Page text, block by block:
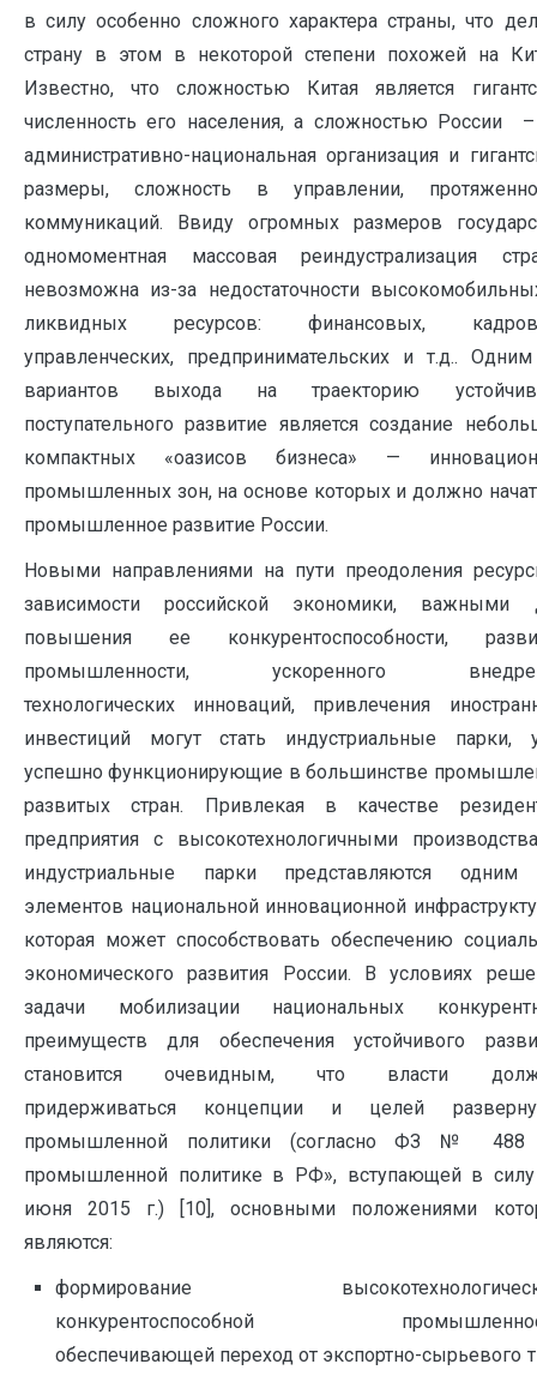
в силу особенно сложного характера страны, что
страну в этом в некоторой степени похожей на
Известно, что сложностью Китая является
численность его населения, а сложностью России
административно-национальная организация и
размеры, сложность в управлении,
коммуникаций. Ввиду огромных размеров
одномоментная массовая реиндустрализация
невозможна из-за недостаточности
ликвидных ресурсов: финансовых,
управленческих, предпринимательских и т.д..
вариантов выхода на траекторию
поступательного развитие является создание
компактных «оазисов бизнеса» —
промышленных зон, на основе которых и должно
промышленное развитие России.
Новыми направлениями на пути преодоления
зависимости российской экономики, важными
повышения ее конкурентоспособности,
промышленности, ускоренного
технологических инноваций, привлечения
инвестиций могут стать индустриальные парки,
успешно функционирующие в большинстве
развитых стран. Привлекая в качестве
предприятия с высокотехнологичными
индустриальные парки представляются
элементов национальной инновационной
которая может способствовать обеспечению
экономического развития России. В условиях
задачи мобилизации национальных
преимуществ для обеспечения устойчивого
становится очевидным, что власти
придерживаться концепции и целей
промышленной политики (согласно ФЗ № 488
промышленной политике в РФ», вступающей в
июня 2015 г.) [10], основными положениями
являются:
формирование
конкурентоспособной
обеспечивающей переход от экспортно-сырьевого